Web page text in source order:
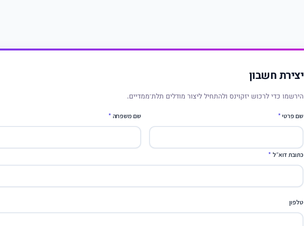
יצירת חשבון
הירשמו כדי לרכוש יזקוינס ולהתחיל ליצור מודלים תלת־ממדיים.
שם פרטי* שם משפחה *
כתובת דוא״ל *
טלפון